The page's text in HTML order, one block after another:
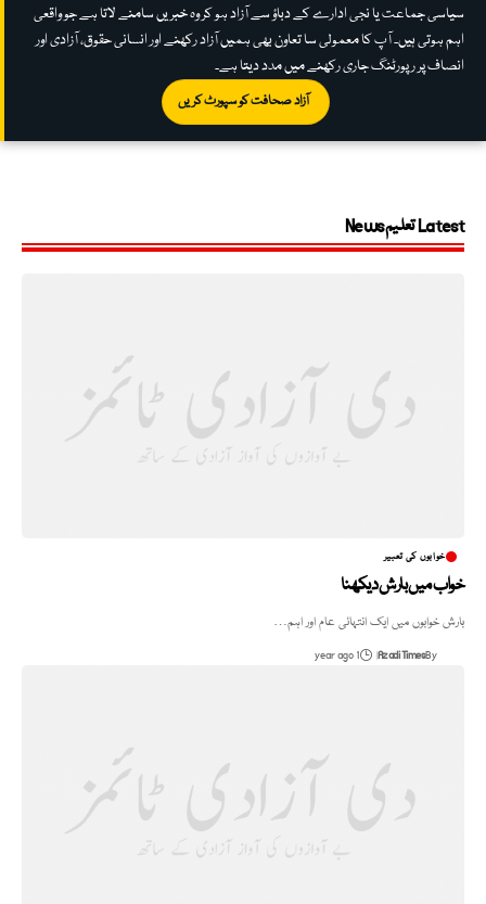
سیاسی جماعت یا نجی ادارے کے دباؤ سے آزاد ہو کر وہ خبریں سامنے لاتا ہے جو واقعی
اہم ہوتی ہیں۔ آپ کا معمولی سا تعاون بھی ہمیں آزاد رکھنے اور انسانی حقوق، آزادی اور
انصاف پر رپورٹنگ جاری رکھنے میں مدد دیتا ہے۔
آزاد صحافت کو سپورٹ کریں
Latest تعلیم News
خوابوں کی تعبیر
خواب میں بارش دیکھنا
بارش خوابوں میں ایک انتہائی عام اور اہم…
By
Azadi Times
1 year ago